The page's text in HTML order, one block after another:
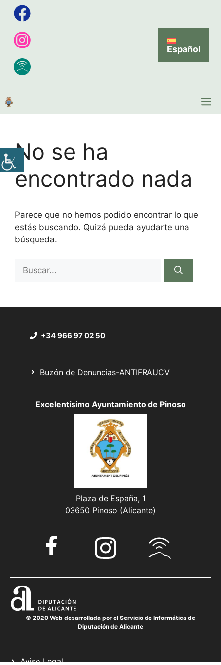
Español
No se ha
encontrado nada
Parece que no hemos podido encontrar lo que
estás buscando. Quizá pueda ayudarte una
búsqueda.
+34 966 97 02 50
Buzón de Denuncias-ANTIFRAUCV
Excelentísimo Ayuntamiento de Pinoso
Plaza de España, 1
03650 Pinoso (Alicante)
© 2020 Web desarrollada por el Servicio de Informática de
Diputación de Alicante
Aviso Legal